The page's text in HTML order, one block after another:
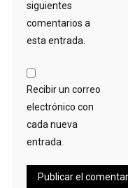
siguientes
comentarios a
esta entrada.
Recibir un correo
electrónico con
cada nueva
entrada.